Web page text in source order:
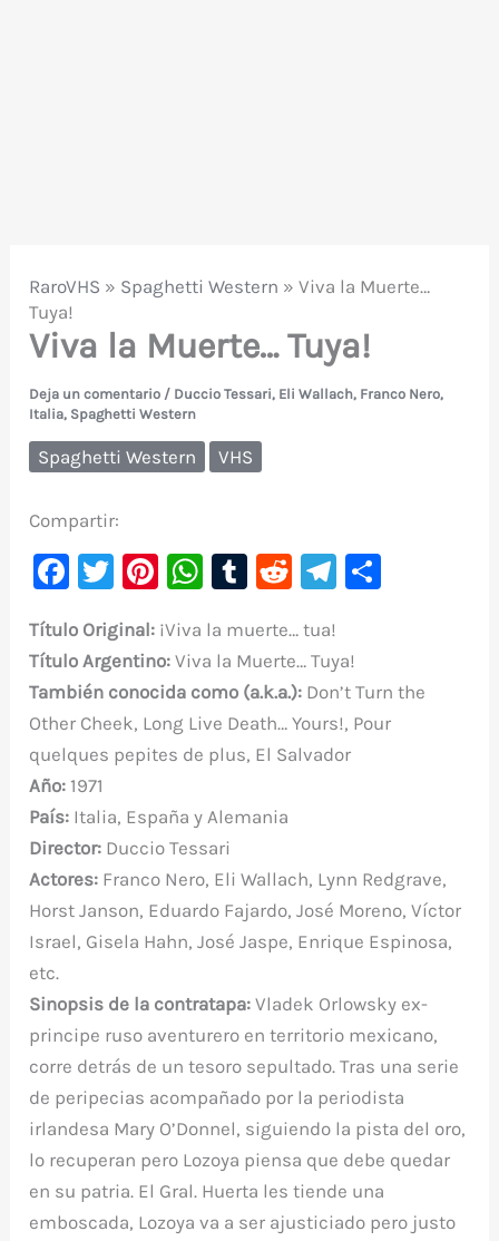
RaroVHS » Spaghetti Western »Viva la Muerte…
Tuya!
Viva la Muerte… Tuya!
Deja un comentario / Duccio Tessari, Eli Wallach, Franco Nero,
Italia, Spaghetti Western
Spaghetti Western VHS
Compartir:
F
c
e
b
o
o
k
T
it
te
r
Pi
er
e
st
W
at
s
A
p
T
m
bl
r
R
d
di
t
Te
a
m
p
ar
Título Original: ¡Viva la muerte… tua!
TítuloArgentino: Viva la Muerte… Tuya!
También conocida como (a.k.a.): Don’t Turn the
Other Cheek, Long Live Death… Yours!, Pour
quelques pepites de plus, El Salvador
Año: 1971
País: Italia, España y Alemania
Director: Duccio Tessari
Actores: Franco Nero, Eli Wallach, Lynn Redgrave,
Horst Janson, Eduardo Fajardo, José Moreno, Víctor
Israel, Gisela Hahn, José Jaspe, Enrique Espinosa,
etc.
Sinopsis de la contratapa:Vladek Orlowsky ex-
principe ruso aventurero en territorio mexicano,
corre detrás de un tesoro sepultado. Tras una serie
de peripecias acompañado por la periodista
irlandesa Mary O’Donnel, siguiendo la pista del oro,
lo recuperan pero Lozoya piensa que debe quedar
en su patria. El Gral. Huerta les tiende una
emboscada, Lozoya va a ser ajusticiado pero justo